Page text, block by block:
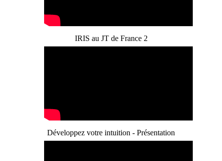
IRIS au JT de France 2
Développez votre intuition - Présentation